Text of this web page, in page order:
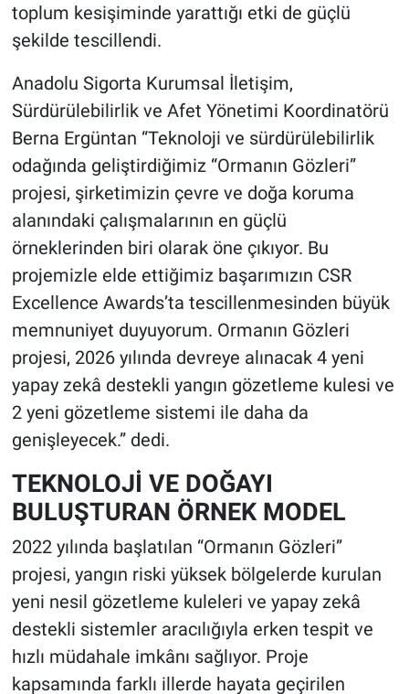
toplum kesişiminde yarattığı etki de güçlü
şekilde tescillendi.
Anadolu Sigorta Kurumsal İletişim,
Sürdürülebilirlik ve Afet Yönetimi Koordinatörü
Berna Ergüntan “Teknoloji ve sürdürülebilirlik
odağında geliştirdiğimiz “Ormanın Gözleri”
projesi, şirketimizin çevre ve doğa koruma
alanındaki çalışmalarının en güçlü
örneklerinden biri olarak öne çıkıyor. Bu
projemizle elde ettiğimiz başarımızın CSR
Excellence Awards’ta tescillenmesinden büyük
memnuniyet duyuyorum. Ormanın Gözleri
projesi, 2026 yılında devreye alınacak 4 yeni
yapay zekâ destekli yangın gözetleme kulesi ve
2 yeni gözetleme sistemi ile daha da
genişleyecek.” dedi.
TEKNOLOJİ VE DOĞAYI
BULUŞTURAN ÖRNEK MODEL
2022 yılında başlatılan “Ormanın Gözleri”
projesi, yangın riski yüksek bölgelerde kurulan
yeni nesil gözetleme kuleleri ve yapay zekâ
destekli sistemler aracılığıyla erken tespit ve
hızlı müdahale imkânı sağlıyor. Proje
kapsamında farklı illerde hayata geçirilen